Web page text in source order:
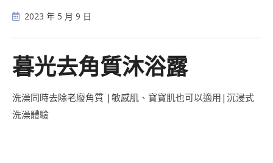
2023 年 5 月 9 日
暮光去角質沐浴露
洗澡同時去除老廢角質 |敏感肌、寶寶肌也可以適用|沉浸式
洗澡體驗